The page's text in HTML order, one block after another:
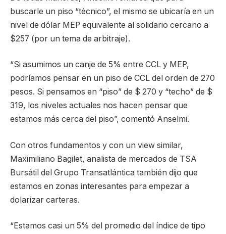
buscarle un piso “técnico”, el mismo se ubicaría en un
nivel de dólar MEP equivalente al solidario cercano a
$257 (por un tema de arbitraje).
“Si asumimos un canje de 5% entre CCL y MEP,
podríamos pensar en un piso de CCL del orden de 270
pesos. Si pensamos en “piso” de $ 270 y “techo” de $
319, los niveles actuales nos hacen pensar que
estamos más cerca del piso”, comentó Anselmi.
Con otros fundamentos y con un view similar,
Maximiliano Bagilet, analista de mercados de TSA
Bursátil del Grupo Transatlántica también dijo que
estamos en zonas interesantes para empezar a
dolarizar carteras.
“Estamos casi un 5% del promedio del índice de tipo